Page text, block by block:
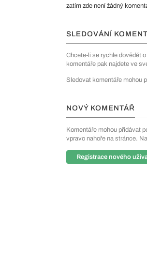
zatím zde není žádný
SLEDOVÁNÍ
Chcete-li se rychle dovědět
komentáře pak najdete ve
Sledovat komentáře mohou
NOVÝ KOMENTÁŘ
Komentáře mohou přidávat
vpravo nahoře na stránce.
Registrace nového